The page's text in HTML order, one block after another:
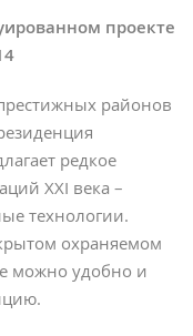
проекте
районов
редкое
XXI века –
технологии.
охраняемом
можно удобно и